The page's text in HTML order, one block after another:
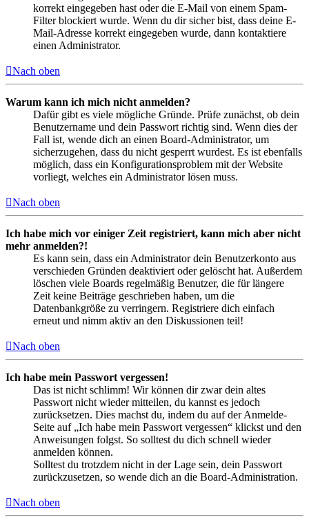
korrekt eingegeben hast oder die E-Mail von einem Spam-
Filter blockiert wurde. Wenn du dir sicher bist, dass deine E-
Mail-Adresse korrekt eingegeben wurde, dann kontaktiere
einen Administrator.
Nach oben
Warum kann ich mich nicht anmelden?
Dafür gibt es viele mögliche Gründe. Prüfe zunächst, ob dein
Benutzername und dein Passwort richtig sind. Wenn dies der
Fall ist, wende dich an einen Board-Administrator, um
sicherzugehen, dass du nicht gesperrt wurdest. Es ist ebenfalls
möglich, dass ein Konfigurationsproblem mit der Website
vorliegt, welches ein Administrator lösen muss.
Nach oben
Ich habe mich vor einiger Zeit registriert, kann mich aber nicht
mehr anmelden?!
Es kann sein, dass ein Administrator dein Benutzerkonto aus
verschieden Gründen deaktiviert oder gelöscht hat. Außerdem
löschen viele Boards regelmäßig Benutzer, die für längere
Zeit keine Beiträge geschrieben haben, um die
Datenbankgröße zu verringern. Registriere dich einfach
erneut und nimm aktiv an den Diskussionen teil!
Nach oben
Ich habe mein Passwort vergessen!
Das ist nicht schlimm! Wir können dir zwar dein altes
Passwort nicht wieder mitteilen, du kannst es jedoch
zurücksetzen. Dies machst du, indem du auf der Anmelde-
Seite auf „Ich habe mein Passwort vergessen“ klickst und den
Anweisungen folgst. So solltest du dich schnell wieder
anmelden können.
Solltest du trotzdem nicht in der Lage sein, dein Passwort
zurückzusetzen, so wende dich an die Board-Administration.
Nach oben